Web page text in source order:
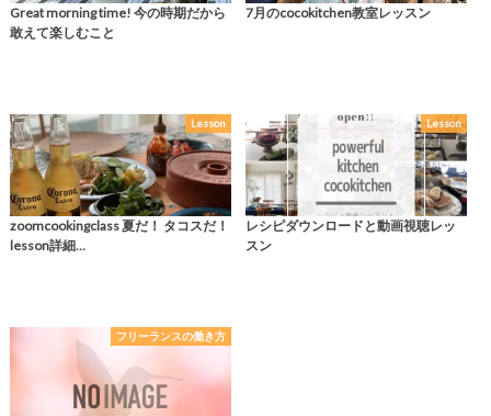
Great morning time! 今の時期だから
敢えて楽しむこと
7月のcocokitchen教室レッスン
Lesson
zoomcookingclass 夏だ！ タコスだ！
lesson詳細…
Lesson
レシピダウンロードと動画視聴レッ
スン
フリーランスの働き方